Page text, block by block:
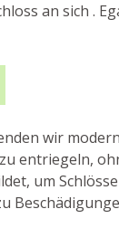
an sich .
wir
entriegeln,
um